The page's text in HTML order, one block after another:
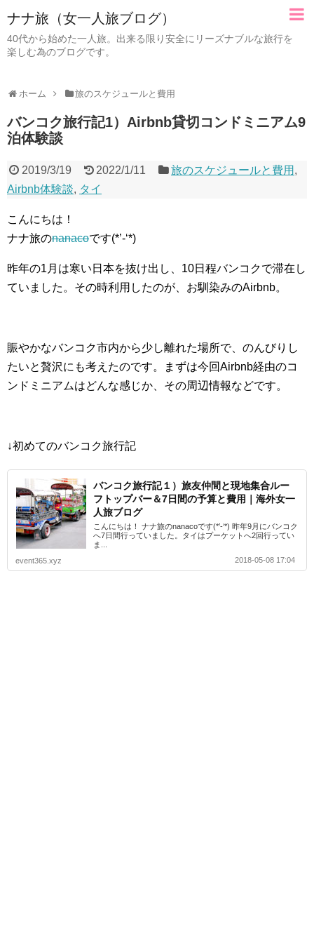
ナナ旅（女一人旅ブログ）
40代から始めた一人旅。出来る限り安全にリーズナブルな旅行を
楽しむ為のブログです。
ホーム 旅のスケジュールと費用
バンコク旅行記1）Airbnb貸切コンドミニアム9
泊体験談
2019/3/19 2022/1/11 旅のスケジュールと費用 ,
Airbnb体験談, タイ
こんにちは！
ナナ旅のnanacoです(*’-‘*)
昨年の1月は寒い日本を抜け出し、10日程バンコクで滞在し
ていました。その時利用したのが、お馴染みのAirbnb。
賑やかなバンコク市内から少し離れた場所で、のんびりし
たいと贅沢にも考えたのです。まずは今回Airbnb経由のコ
ンドミニアムはどんな感じか、その周辺情報などです。
↓初めてのバンコク旅行記
バンコク旅行記１）旅友仲間と現地集合ルー
フトップバー＆7日間の予算と費用｜海外女一
人旅ブログ
こんにちは！ ナナ旅のnanacoです(*’-‘*) 昨年9月にバンコク
へ7日間行っていました。タイはプーケットへ2回行ってい
ま...
event365.xyz
2018-05-08 17:04